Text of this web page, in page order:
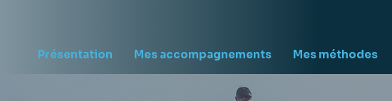
Présentation Mes accompagnements Mes méthodes